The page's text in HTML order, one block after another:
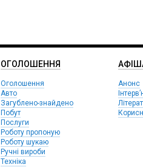
ОГОЛОШЕННЯ
Оголошення
Авто
Загублено-знайдено
Побут
Послуги
Роботу пропоную
Роботу шукаю
Ручні вироби
Техніка
Анонс